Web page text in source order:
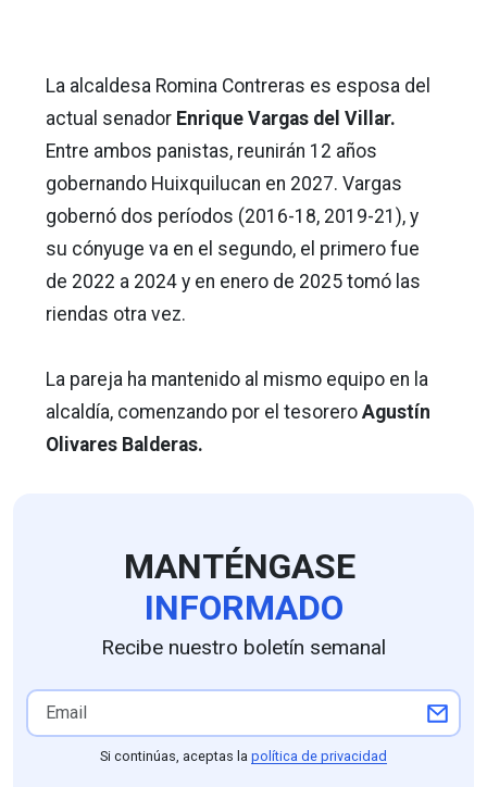
La alcaldesa Romina Contreras es esposa del
actual senador Enrique Vargas del Villar.
Entre ambos panistas, reunirán 12 años
gobernando Huixquilucan en 2027. Vargas
gobernó dos períodos (2016-18, 2019-21), y
su cónyuge va en el segundo, el primero fue
de 2022 a 2024 y en enero de 2025 tomó las
riendas otra vez.
La pareja ha mantenido al mismo equipo en la
alcaldía, comenzando por el tesorero Agustín
Olivares Balderas.
MANTÉNGASE
INFORMADO
Recibe nuestro boletín semanal
Si continúas, aceptas la política de privacidad